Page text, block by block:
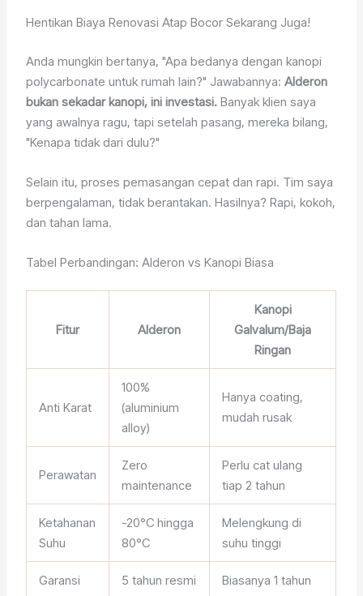
Hentikan Biaya Renovasi Atap Bocor Sekarang Juga!
Anda mungkin bertanya, "Apa bedanya dengan kanopi
polycarbonate untuk rumah lain?" Jawabannya:Alderon
bukan sekadar kanopi, ini investasi. Banyak klien saya
yang awalnya ragu, tapi setelah pasang, mereka bilang,
"Kenapa tidak dari dulu?"
Selain itu, proses pemasangan cepat dan rapi. Tim saya
berpengalaman, tidak berantakan. Hasilnya? Rapi, kokoh,
dan tahan lama.
Tabel Perbandingan: Alderon vs Kanopi Biasa
Fitur Alderon
Kanopi
Galvalum/Baja
Ringan
Anti Karat
100%
(aluminium
alloy)
Hanya coating,
mudah rusak
Perawatan
Zero
maintenance
Perlu cat ulang
tiap 2 tahun
Ketahanan
Suhu
-20°C hingga
80°C
Melengkung di
suhu tinggi
Garansi 5 tahun resmi Biasanya 1 tahun